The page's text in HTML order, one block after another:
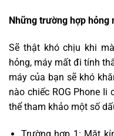
Những trường hợp hỏng
Sẽ thật khó chịu khi
hỏng, máy mất đi tính
máy của bạn sẽ khó
nào chiếc ROG Phone
thể tham khảo một số
Trường hợp 1: Mặt